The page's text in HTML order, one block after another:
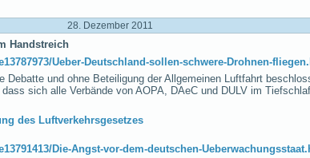
28. Dezember 2011
Handstreich
Ueber-Deutschland-sollen-schwere-Drohnen-
Debatte und ohne Beteiligung der Allgemeinen Luftfahrt
sich alle Verbände von AOPA, DAeC und DULV im
des Luftverkehrsgesetzes
Die-Angst-vor-dem-deutschen-